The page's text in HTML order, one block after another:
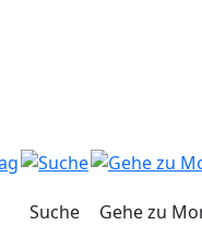
Suche
Gehe zu